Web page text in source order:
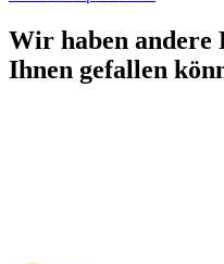
Wir haben andere
Ihnen gefallen